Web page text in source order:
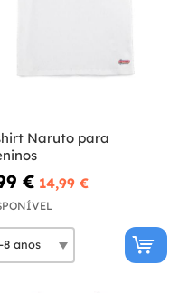
Naruto para
€ 14,99 €